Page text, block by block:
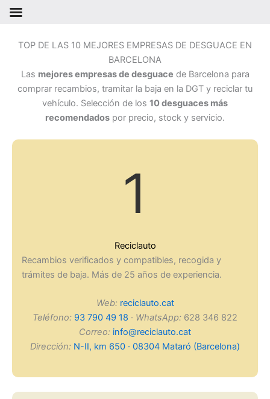
TOP DE LAS 10 MEJORES EMPRESAS DE DESGUACE EN
BARCELONA
Las mejores empresas de desguace de Barcelona para
comprar recambios, tramitar la baja en la DGT y reciclar tu
vehículo. Selección de los 10 desguaces más
recomendados por precio, stock y servicio.
1
Reciclauto
Recambios verificados y compatibles, recogida y
trámites de baja. Más de 25 años de experiencia.
Web: reciclauto.cat
Teléfono: 93 790 49 18 · WhatsApp: 628 346 822
Correo: info@reciclauto.cat
Dirección: N-II, km 650 · 08304 Mataró (Barcelona)